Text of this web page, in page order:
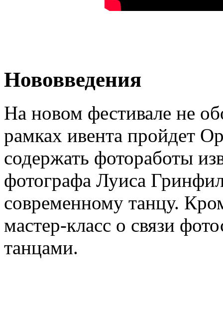
Нововведения
На новом фестивале не
рамках ивента пройдет
содержать фотоработы
фотографа Луиса
современному танцу.
мастер-класс о связи
танцами.